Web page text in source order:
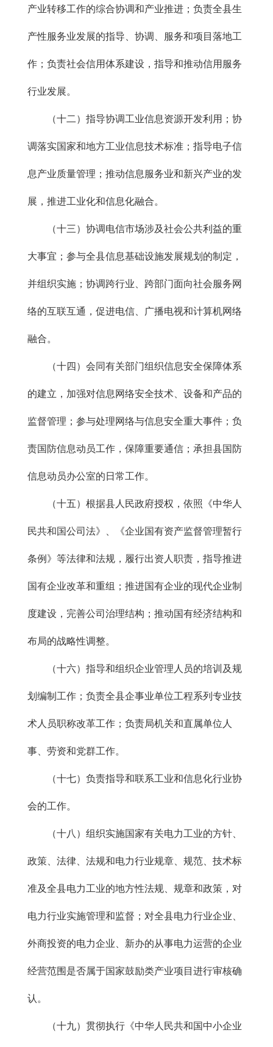
产业转移工作的综合协调和产业推进；负责全县生
产性服务业发展的指导、协调、服务和项目落地工
作；负责社会信用体系建设，指导和推动信用服务
行业发展。
（十二）指导协调工业信息资源开发利用；协
调落实国家和地方工业信息技术标准；指导电子信
息产业质量管理；推动信息服务业和新兴产业的发
展，推进工业化和信息化融合。
（十三）协调电信市场涉及社会公共利益的重
大事宜；参与全县信息基础设施发展规划的制定，
并组织实施；协调跨行业、跨部门面向社会服务网
络的互联互通，促进电信、广播电视和计算机网络
融合。
（十四）会同有关部门组织信息安全保障体系
的建立，加强对信息网络安全技术、设备和产品的
监督管理；参与处理网络与信息安全重大事件；负
责国防信息动员工作，保障重要通信；承担县国防
信息动员办公室的日常工作。
（十五）根据县人民政府授权，依照《中华人
民共和国公司法》、《企业国有资产监督管理暂行
条例》等法律和法规，履行出资人职责，指导推进
国有企业改革和重组；推进国有企业的现代企业制
度建设，完善公司治理结构；推动国有经济结构和
布局的战略性调整。
（十六）指导和组织企业管理人员的培训及规
划编制工作；负责全县企事业单位工程系列专业技
术人员职称改革工作；负责局机关和直属单位人
事、劳资和党群工作。
（十七）负责指导和联系工业和信息化行业协
会的工作。
（十八）组织实施国家有关电力工业的方针、
政策、法律、法规和电力行业规章、规范、技术标
准及全县电力工业的地方性法规、规章和政策，对
电力行业实施管理和监督；对全县电力行业企业、
外商投资的电力企业、新办的从事电力运营的企业
经营范围是否属于国家鼓励类产业项目进行审核确
认。
（十九）贯彻执行《中华人民共和国中小企业